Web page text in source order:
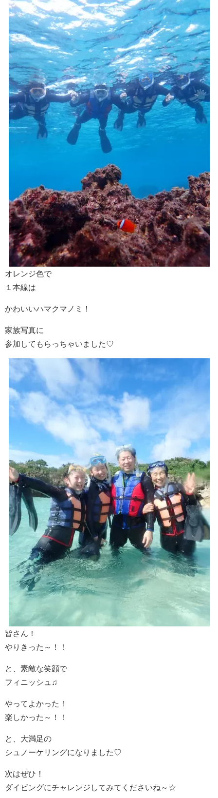
オレンジ色で
１本線は
かわいいハマクマノミ！
家族写真に
参加してもらっちゃいました♡
皆さん！
やりきった～！！
と、素敵な笑顔で
フィニッシュ♫
やってよかった！
楽しかった～！！
と、大満足の
シュノーケリングになりました♡
次はぜひ！
ダイビングにチャレンジしてみてくださいね～☆